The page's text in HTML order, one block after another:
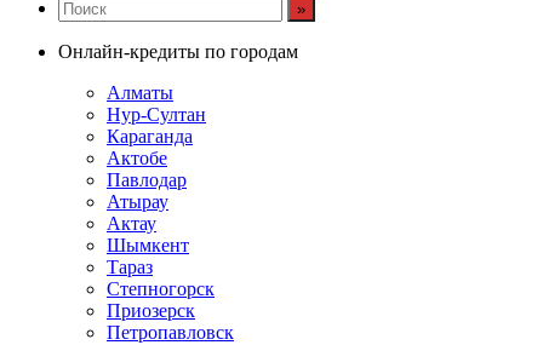
Онлайн-кредиты по городам
Алматы
Нур-Султан
Караганда
Актобе
Павлодар
Атырау
Актау
Шымкент
Тараз
Степногорск
Приозерск
Петропавловск